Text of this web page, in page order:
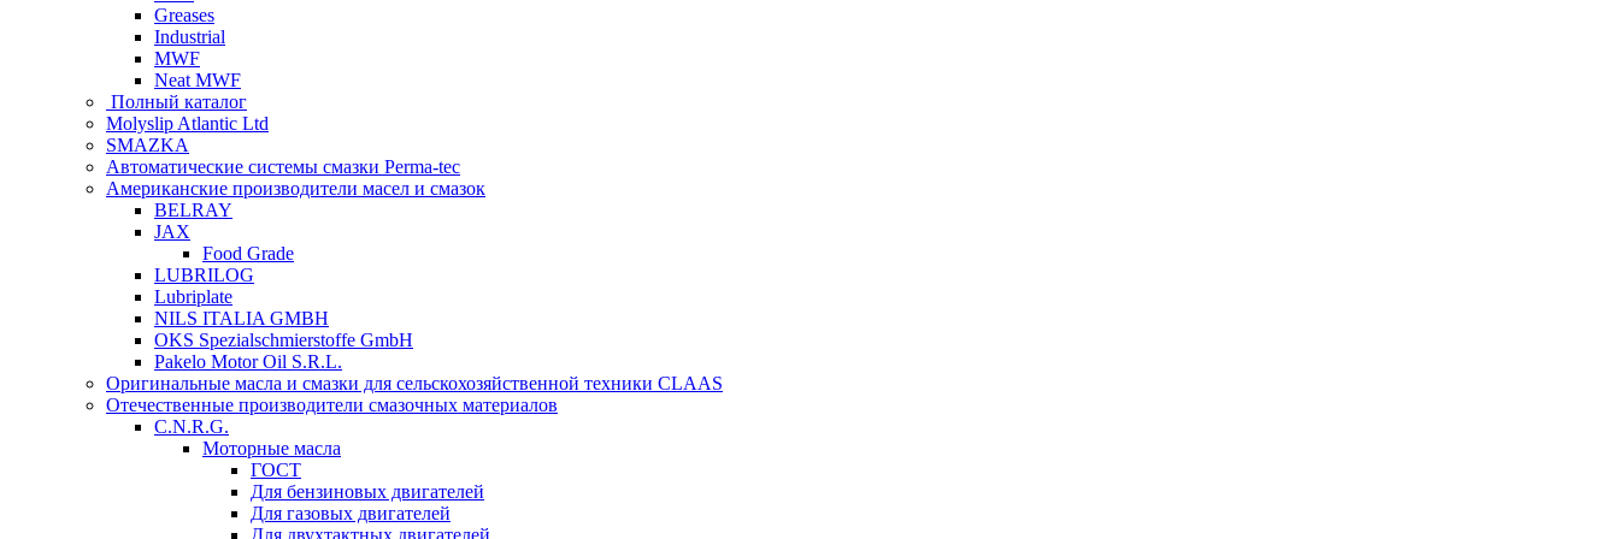
Greases
Industrial
MWF
Neat MWF
Полный каталог
Molyslip Atlantic Ltd
SMAZKA
Автоматические системы смазки Perma-tec
Американские производители масел и смазок
BELRAY
JAX
Food Grade
LUBRILOG
Lubriplate
NILS ITALIA GMBH
OKS Spezialschmierstoffe GmbH
Pakelo Motor Oil S.R.L.
Оригинальные масла и смазки для сельскохозяйственной техники CLAAS
Отечественные производители смазочных материалов
C.N.R.G.
Моторные масла
ГОСТ
Для бензиновых двигателей
Для газовых двигателей
Для двухтактных двигателей